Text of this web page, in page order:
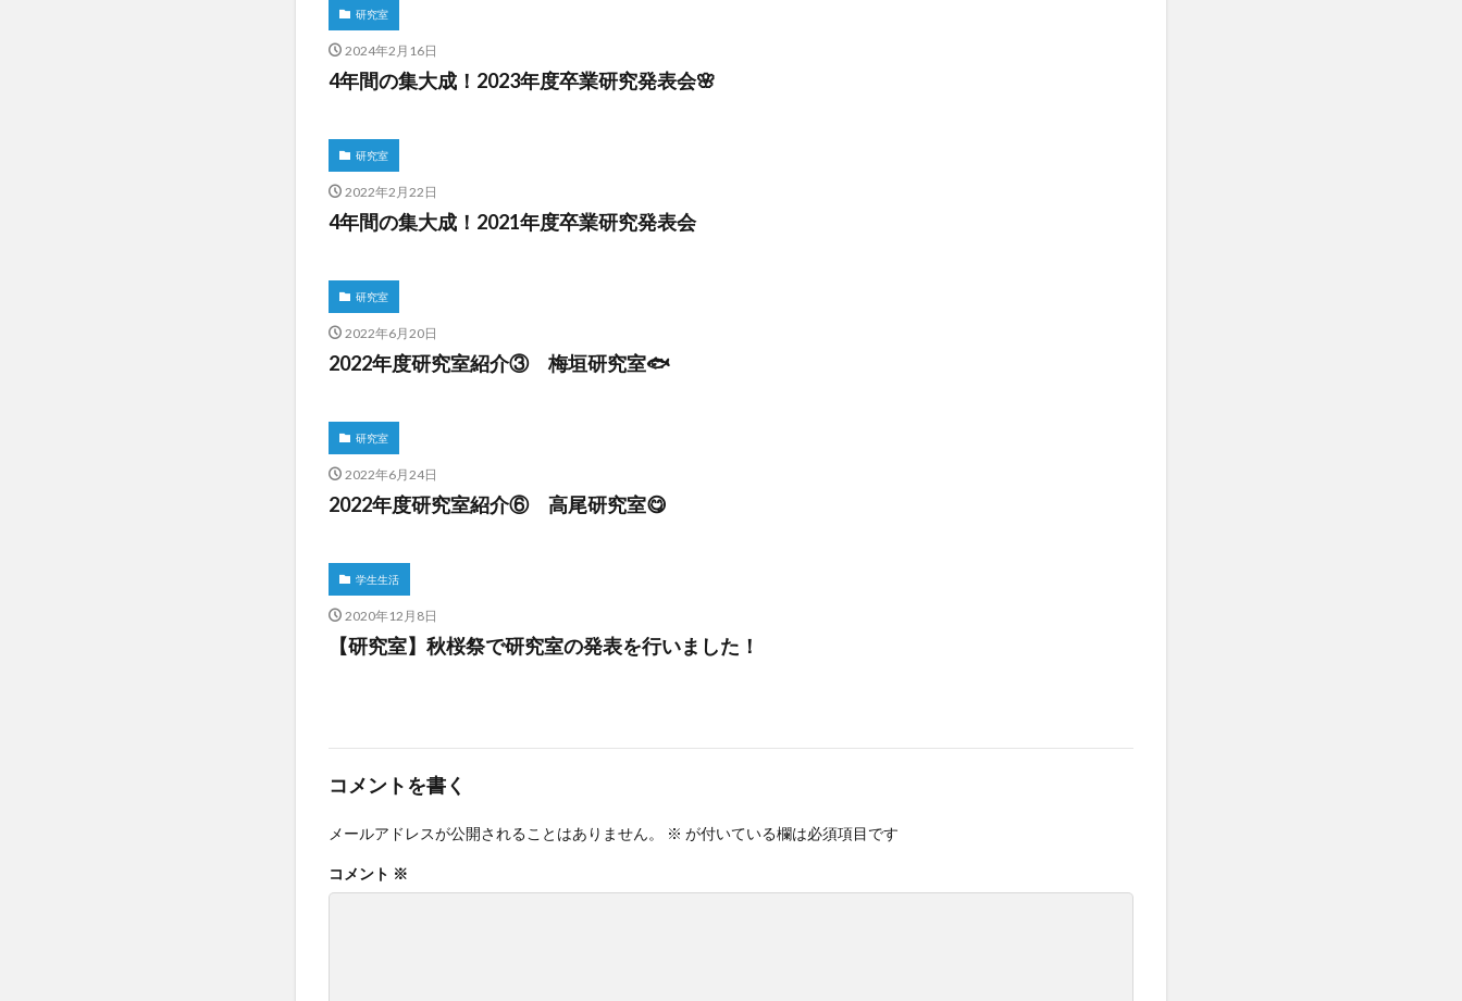
研究室
2024年2月16日
4年間の集大成！2023年度卒業研究発表会🌸
研究室
2022年2月22日
4年間の集大成！2021年度卒業研究発表会
研究室
2022年6月20日
2022年度研究室紹介③ 梅垣研究室🐟
研究室
2022年6月24日
2022年度研究室紹介⑥ 高尾研究室😋
学生生活
2020年12月8日
【研究室】秋桜祭で研究室の発表を行いました！
コメントを書く
メールアドレスが公開されることはありません。 ※ が付いている欄は必須項目です
コメント ※